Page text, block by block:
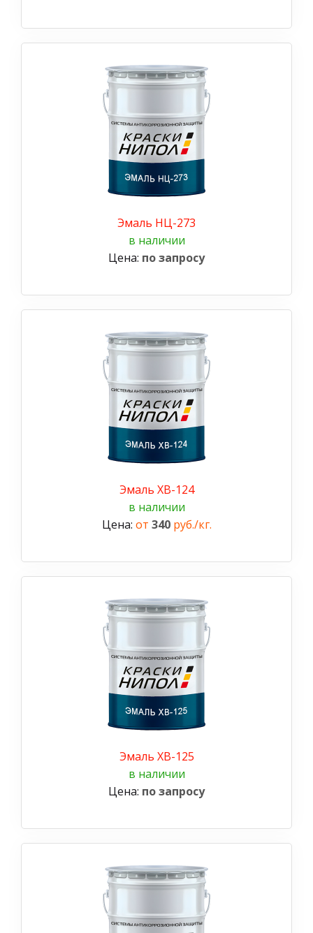
Эмаль НЦ-273
в наличии
Цена: по запросу
Эмаль ХВ-124
в наличии
Цена: от 340руб./кг.
Эмаль ХВ-125
в наличии
Цена: по запросу